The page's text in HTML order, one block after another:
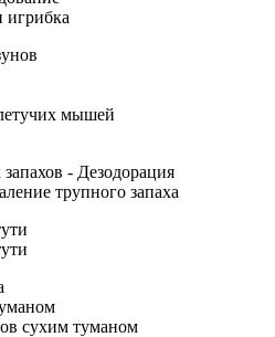
игрибка
мышей
- Дезодорация
трупного запаха
сухим туманом